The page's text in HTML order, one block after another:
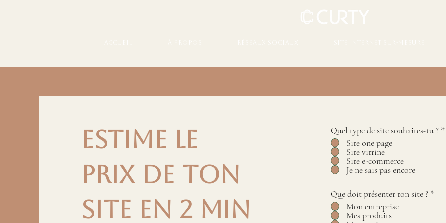
estime le
prix de ton
site en 2 min
Quel type de site souhaites-tu ? *
Site one page
Site vitrine
Site e-commerce
Je ne sais pas encore
Que doit présenter ton site ? *
Mon entreprise
Mes produits